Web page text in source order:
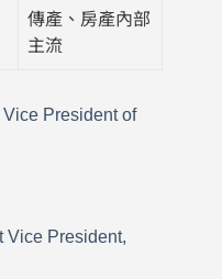
傳產、房產內部
主流
President of
Vice President,